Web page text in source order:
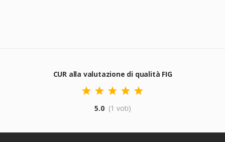
CUR alla valutazione di qualità FIG
5.0 (1 voti)